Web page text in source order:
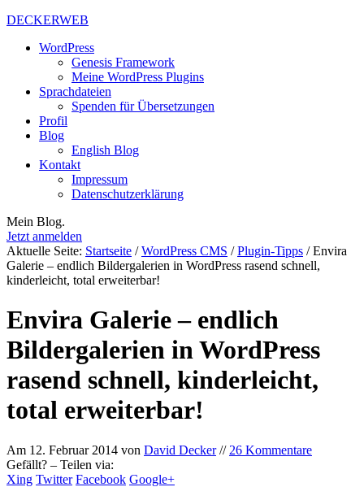
DECKERWEB
WordPress
Genesis Framework
Meine WordPress Plugins
Sprachdateien
Spenden für Übersetzungen
Profil
Blog
English Blog
Kontakt
Impressum
Datenschutzerklärung
Mein Blog.
Jetzt anmelden
Aktuelle Seite: Startseite / WordPress CMS / Plugin-Tipps /Envira
Galerie – endlich Bildergalerien in WordPress rasend schnell,
kinderleicht, total erweiterbar!
Envira Galerie – endlich
Bildergalerien in WordPress
rasend schnell, kinderleicht,
total erweiterbar!
Am 12. Februar 2014 von David Decker// 26 Kommentare
Gefällt? – Teilen via:
Xing Twitter Facebook Google+